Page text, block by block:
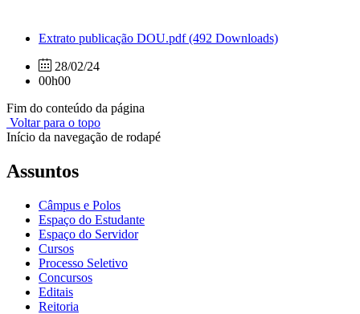
Extrato publicação DOU.pdf(492 Downloads)
28/02/24
00h00
Fim do conteúdo da página
Voltar para o topo
Início da navegação de rodapé
Assuntos
Câmpus e Polos
Espaço do Estudante
Espaço do Servidor
Cursos
Processo Seletivo
Concursos
Editais
Reitoria